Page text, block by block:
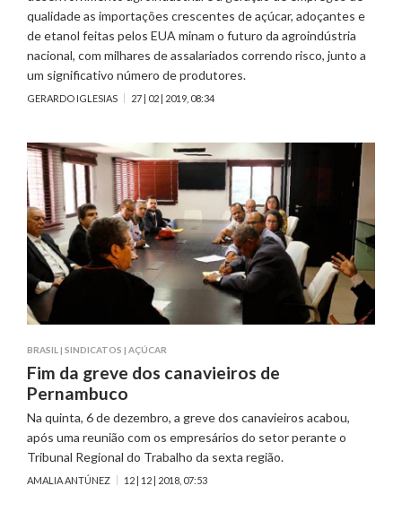
qualidade as importações crescentes de açúcar, adoçantes e
de etanol feitas pelos EUA minam o futuro da agroindústria
nacional, com milhares de assalariados correndo risco, junto a
um significativo número de produtores.
GERARDO IGLESIAS 27 | 02 | 2019, 08:34
BRASIL | SINDICATOS | AÇÚCAR
Fim da greve dos canavieiros de
Pernambuco
Na quinta, 6 de dezembro, a greve dos canavieiros acabou,
após uma reunião com os empresários do setor perante o
Tribunal Regional do Trabalho da sexta região.
AMALIA ANTÚNEZ 12 | 12 | 2018, 07:53